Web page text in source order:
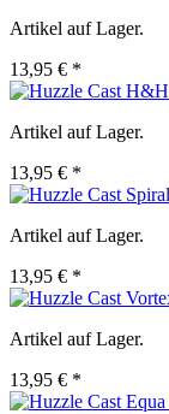
Artikel auf Lager.
13,95 € *
Artikel auf Lager.
13,95 € *
Artikel auf Lager.
13,95 € *
Artikel auf Lager.
13,95 € *